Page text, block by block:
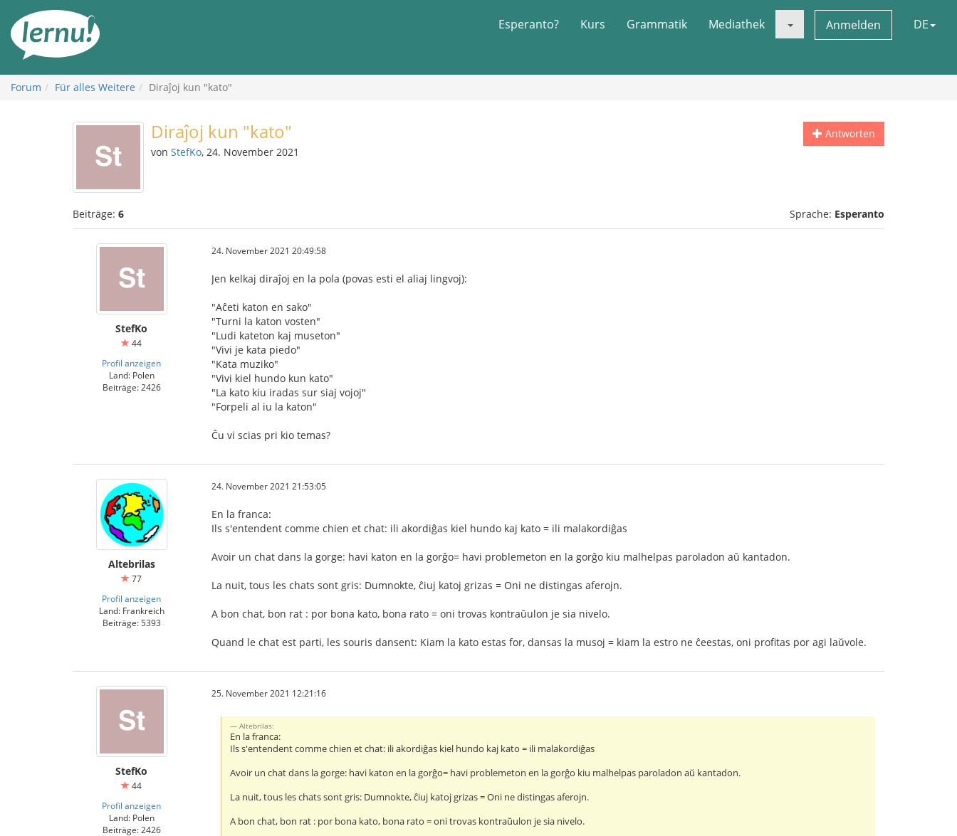
Inhalt
Esperanto? Kurs Grammatik Mediathek Anmelden DE
Forum Für alles Weitere Diraĵoj kun "kato"
Antworten
Diraĵoj kun "kato"
von StefKo, 24. November 2021
Beiträge: 6 Sprache: Esperanto
StefKo
44
Profil anzeigen
Land: Polen
Beiträge: 2426
24. November 2021 20:49:58
Jen kelkaj diraĵoj en la pola (povas esti el aliaj lingvoj):
"Aĉeti katon en sako"
"Turni la katon vosten"
"Ludi kateton kaj museton"
"Vivi je kata piedo"
"Kata muziko"
"Vivi kiel hundo kun kato"
"La kato kiu iradas sur siaj vojoj"
"Forpeli al iu la katon"
Ĉu vi scias pri kio temas?
Altebrilas
77
Profil anzeigen
Land: Frankreich
Beiträge: 5393
24. November 2021 21:53:05
En la franca:
Ils s'entendent comme chien et chat: ili akordiĝas kiel hundo kaj kato = ili malakordiĝas
Avoir un chat dans la gorge: havi katon en la gorĝo= havi problemeton en la gorĝo kiu malhelpas paroladon aŭ kantadon.
La nuit, tous les chats sont gris: Dumnokte, ĉiuj katoj grizas = Oni ne distingas aferojn.
A bon chat, bon rat : por bona kato, bona rato = oni trovas kontraŭulon je sia nivelo.
Quand le chat est parti, les souris dansent: Kiam la kato estas for, dansas la musoj = kiam la estro ne ĉeestas, oni profitas por agi laŭvole.
StefKo
44
Profil anzeigen
Land: Polen
Beiträge: 2426
25. November 2021 12:21:16
Altebrilas:
En la franca:
Ils s'entendent comme chien et chat: ili akordiĝas kiel hundo kaj kato = ili malakordiĝas
Avoir un chat dans la gorge: havi katon en la gorĝo= havi problemeton en la gorĝo kiu malhelpas paroladon aŭ kantadon.
La nuit, tous les chats sont gris: Dumnokte, ĉiuj katoj grizas = Oni ne distingas aferojn.
A bon chat, bon rat : por bona kato, bona rato = oni trovas kontraŭulon je sia nivelo.